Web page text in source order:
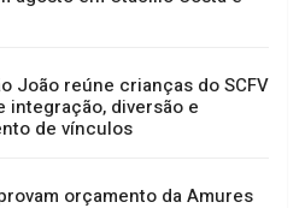
João reúne crianças do SCFV
integração, diversão e
de vínculos
orçamento da Amures